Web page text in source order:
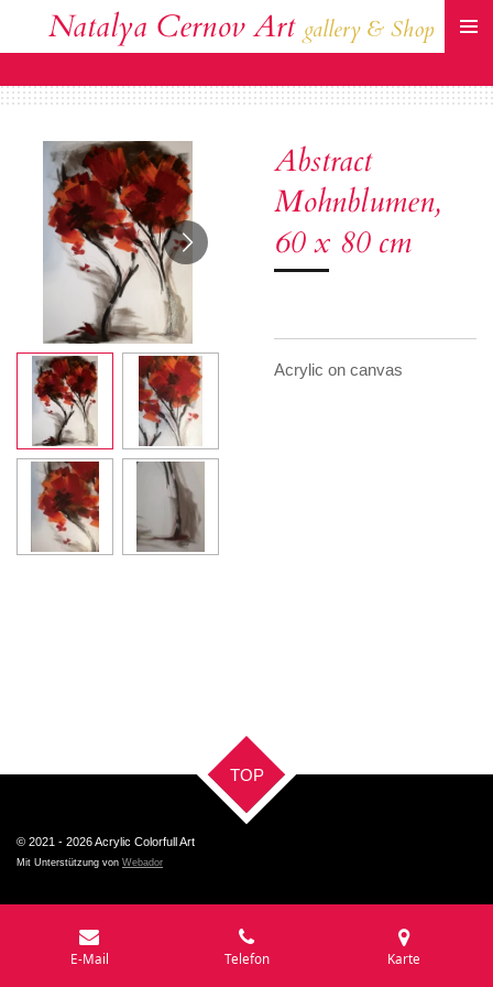
Hauptinhalt
Natalya Cernov Art gallery & Shop
Abstract
Mohnblumen,
60 x 80 cm
Acrylic on canvas
TOP
© 2021 - 2026 Acrylic Colorfull Art
Mit Unterstützung von Webador
E-Mail Telefon Karte